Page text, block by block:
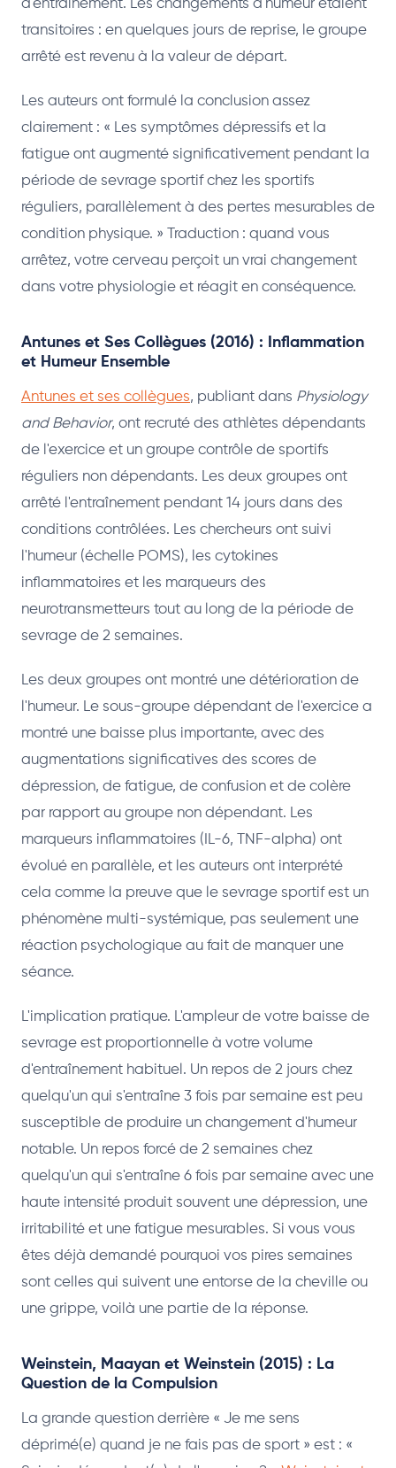
d'entraînement. Les changements d'humeur étaient
transitoires : en quelques jours de reprise, le groupe
arrêté est revenu à la valeur de départ.
Les auteurs ont formulé la conclusion assez
clairement : « Les symptômes dépressifs et la
fatigue ont augmenté significativement pendant la
période de sevrage sportif chez les sportifs
réguliers, parallèlement à des pertes mesurables de
condition physique. » Traduction : quand vous
arrêtez, votre cerveau perçoit un vrai changement
dans votre physiologie et réagit en conséquence.
Antunes et Ses Collègues (2016) : Inflammation
et Humeur Ensemble
Antunes et ses collègues, publiant dans Physiology
and Behavior, ont recruté des athlètes dépendants
de l'exercice et un groupe contrôle de sportifs
réguliers non dépendants. Les deux groupes ont
arrêté l'entraînement pendant 14 jours dans des
conditions contrôlées. Les chercheurs ont suivi
l'humeur (échelle POMS), les cytokines
inflammatoires et les marqueurs des
neurotransmetteurs tout au long de la période de
sevrage de 2 semaines.
Les deux groupes ont montré une détérioration de
l'humeur. Le sous-groupe dépendant de l'exercice a
montré une baisse plus importante, avec des
augmentations significatives des scores de
dépression, de fatigue, de confusion et de colère
par rapport au groupe non dépendant. Les
marqueurs inflammatoires (IL-6, TNF-alpha) ont
évolué en parallèle, et les auteurs ont interprété
cela comme la preuve que le sevrage sportif est un
phénomène multi-systémique, pas seulement une
réaction psychologique au fait de manquer une
séance.
L'implication pratique. L'ampleur de votre baisse de
sevrage est proportionnelle à votre volume
d'entraînement habituel. Un repos de 2 jours chez
quelqu'un qui s'entraîne 3 fois par semaine est peu
susceptible de produire un changement d'humeur
notable. Un repos forcé de 2 semaines chez
quelqu'un qui s'entraîne 6 fois par semaine avec une
haute intensité produit souvent une dépression, une
irritabilité et une fatigue mesurables. Si vous vous
êtes déjà demandé pourquoi vos pires semaines
sont celles qui suivent une entorse de la cheville ou
une grippe, voilà une partie de la réponse.
Weinstein, Maayan et Weinstein (2015) : La
Question de la Compulsion
La grande question derrière « Je me sens
déprimé(e) quand je ne fais pas de sport » est : «